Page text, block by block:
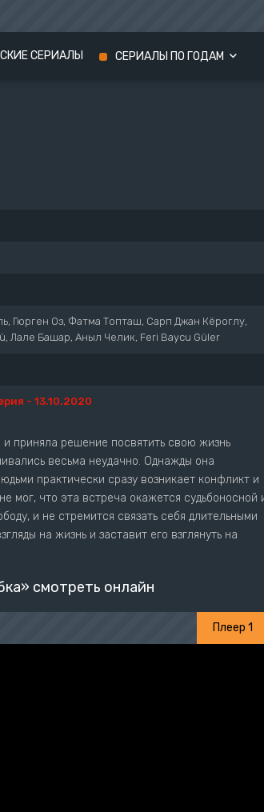
Гюрген Оз, Фатма Топташ, Сарп Джан Кёроглу,
Лале Башар, Аныл Челик, Feri Baycu Güler
- 13.10.2020
приняла решение посвятить свою жизнь
весьма неудачно. Однажды она
практически сразу возникает конфликт и
мог, что эта встреча окажется судьбоносной
и не стремится связать себя длительными
на жизнь и заставит его взглянуть на
смотреть онлайн
Плеер 1
СЕРИАЛЫ СЕРИАЛЫ ПО ГОДАМ